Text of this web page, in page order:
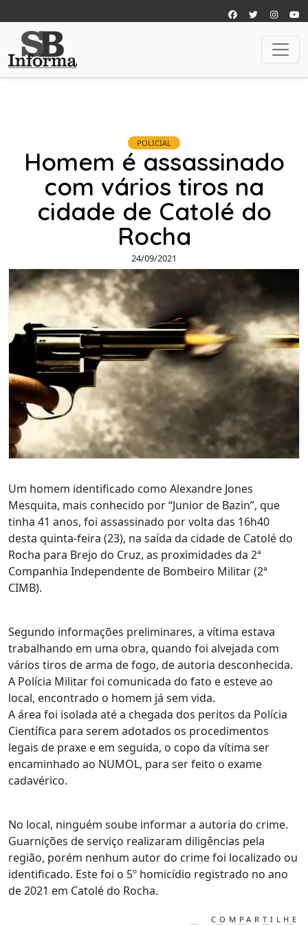
POLICIAL
Homem é assassinado
com vários tiros na
cidade de Catolé do
Rocha
24/09/2021
Um homem identificado como Alexandre Jones
Mesquita, mais conhecido por “Junior de Bazin”, que
tinha 41 anos, foi assassinado por volta das 16h40
desta quinta-feira (23), na saída da cidade de Catolé do
Rocha para Brejo do Cruz, as proximidades da 2ª
Companhia Independente de Bombeiro Militar (2ª
CIMB).
Segundo informações preliminares, a vítima estava
trabalhando em uma obra, quando foi alvejada com
vários tiros de arma de fogo, de autoria desconhecida.
A Polícia Militar foi comunicada do fato e esteve ao
local, encontrado o homem já sem vida.
A área foi isolada até a chegada dos peritos da Polícia
Científica para serem adotados os procedimentos
legais de praxe e em seguida, o copo da vítima ser
encaminhado ao NUMOL, para ser feito o exame
cadavérico.
No local, ninguém soube informar a autoria do crime.
Guarnições de serviço realizaram diligências pela
região, porém nenhum autor do crime foi localizado ou
identificado. Este foi o 5º homicídio registrado no ano
de 2021 em Catolé do Rocha.
COMPARTILHE